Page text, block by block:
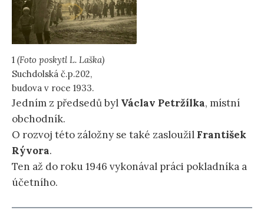
1 (Foto poskytl L. Laška)
Suchdolská č.p.202,
budova v roce 1933.
Jedním z předsedů byl Václav Petržílka, místní
obchodník.
O rozvoj této záložny se také zasloužil František
Rývora.
Ten až do roku 1946 vykonával práci pokladníka a
účetního.